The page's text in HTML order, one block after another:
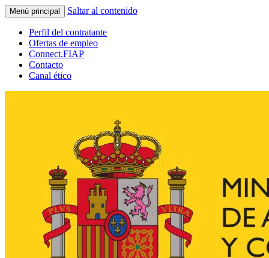
Menú principal Saltar al contenido
Perfil del contratante
Ofertas de empleo
Connect.FIAP
Contacto
Canal ético